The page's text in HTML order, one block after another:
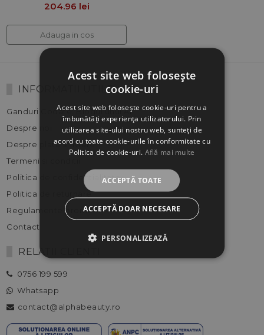
204.96 lei
Adauga in cos
INFORMATII UTILE
Ganduri Codate: Blogul unui AI
Despre noi
Despre plata si livrare
Termeni si conditii
Politica de confidentialitate
Politica de returnare
Regulamente promotii
Contact
RELATII CLIENTI
0756 199 599
Whatsapp
contact@alphabeauty.ro
Acest site web folosește
cookie-uri
Acest site web folosește cookie-uri pentru a
îmbunătăți experiența utilizatorului. Prin
utilizarea site-ului nostru web, sunteți de
acord cu toate cookie-urile în conformitate cu
Politica de cookie-uri. Află mai multe
ACCEPTĂ TOATE
ACCEPTĂ DOAR NECESARE
PERSONALIZEAZĂ